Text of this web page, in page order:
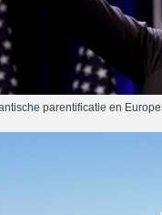
parentificatie en